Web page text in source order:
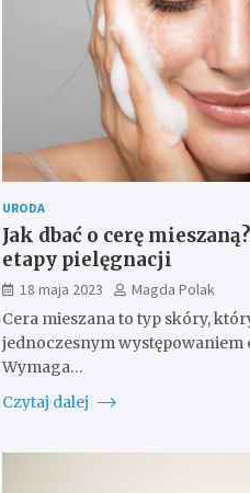
URODA
Jak dbać o cerę
etapy pielęgnacji
18 maja 2023
Magda Polak
Cera mieszana to typ skóry,
jednoczesnym występowaniem
Wymaga…
Czytaj dalej